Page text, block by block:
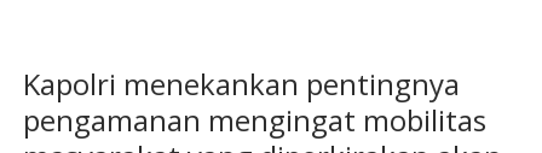
Kapolri menekankan pentingnya
pengamanan mengingat mobilitas